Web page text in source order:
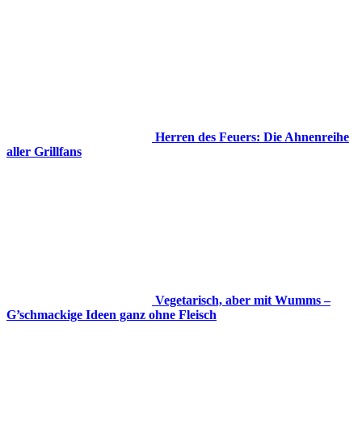
Herren des Feuers: Die Ahnenreihe
aller Grillfans
Vegetarisch, aber mit Wumms –
G’schmackige Ideen ganz ohne Fleisch